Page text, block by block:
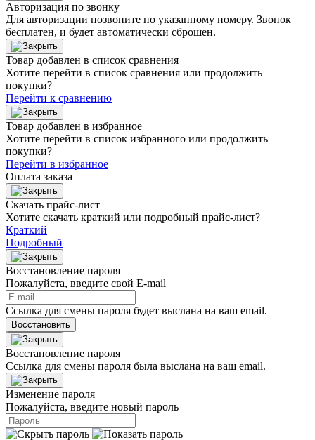
Авторизация по звонку
Для авторизации позвоните по указанному номеру. Звонок
бесплатен, и будет автоматически сброшен.
Товар добавлен в список сравнения
Хотите перейти в список сравнения или продолжить
покупки?
Перейти к сравнению
Товар добавлен в избранное
Хотите перейти в список избранного или продолжить
покупки?
Перейти в избранное
Оплата заказа
Скачать прайс-лист
Хотите скачать краткий или подробный прайс-лист?
Краткий
Подробный
Восстановление пароля
Пожалуйста, введите свой E‑mail
Ссылка для смены пароля будет выслана на ваш email.
Восстановить
Восстановление пароля
Ссылка для смены пароля была выслана на ваш email.
Изменение пароля
Пожалуйста, введите новый пароль